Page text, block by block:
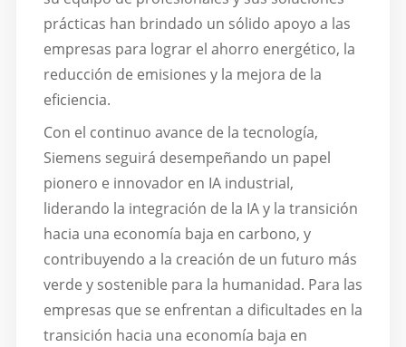
prácticas han brindado un sólido apoyo a las
empresas para lograr el ahorro energético, la
reducción de emisiones y la mejora de la
eficiencia.
Con el continuo avance de la tecnología,
Siemens seguirá desempeñando un papel
pionero e innovador en IA industrial,
liderando la integración de la IA y la transición
hacia una economía baja en carbono, y
contribuyendo a la creación de un futuro más
verde y sostenible para la humanidad. Para las
empresas que se enfrentan a dificultades en la
transición hacia una economía baja en